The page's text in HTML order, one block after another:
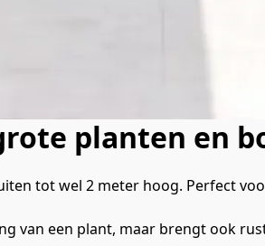
planten en
tot wel 2 meter hoog. Perfect
van een plant, maar brengt ook